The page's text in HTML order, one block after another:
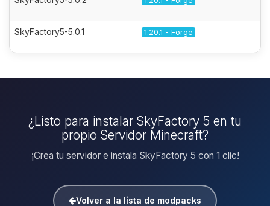
SkyFactory5-5.0.1 1.20.1 - Forge
¿Listo para instalar SkyFactory 5 en tu
propio Servidor Minecraft?
¡Crea tu servidor e instala SkyFactory 5 con 1 clic!
Volver a la lista de modpacks